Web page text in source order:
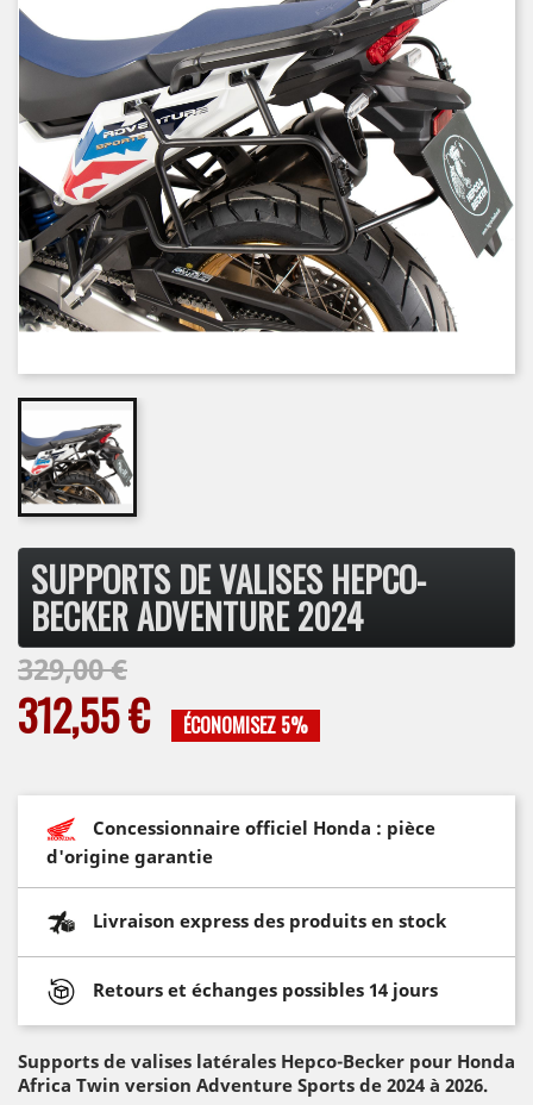
SUPPORTS DE VALISES HEPCO-
BECKER ADVENTURE 2024
329,00 €
312,55 € ÉCONOMISEZ 5%
Concessionnaire officiel Honda : pièce
d'origine garantie
Livraison express des produits en stock
Retours et échanges possibles 14 jours
Supports de valises latérales Hepco-Becker pour Honda
Africa Twin version Adventure Sports de 2024 à 2026.